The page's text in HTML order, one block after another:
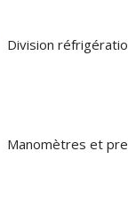
Division
Manomètres et